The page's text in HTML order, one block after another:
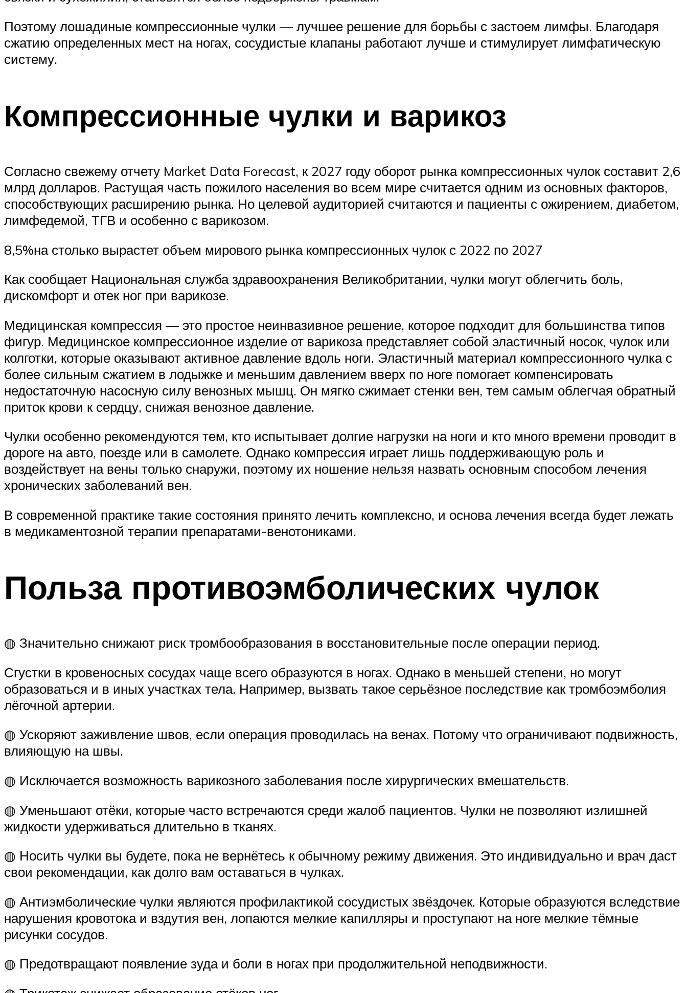
Поэтому лошадиные компрессионные чулки — лучшее решение для борьбы с застоем лимфы. Благодаря
сжатию определенных мест на ногах, сосудистые клапаны работают лучше и стимулирует лимфатическую
систему.
Компрессионные чулки и варикоз
Согласно свежему отчету Market Data Forecast, к 2027 году оборот рынка компрессионных чулок составит 2,6
млрд долларов. Растущая часть пожилого населения во всем мире считается одним из основных факторов,
способствующих расширению рынка. Но целевой аудиторией считаются и пациенты с ожирением, диабетом,
лимфедемой, ТГВ и особенно с варикозом.
8,5%на столько вырастет объем мирового рынка компрессионных чулок с 2022 по 2027
Как сообщает Национальная служба здравоохранения Великобритании, чулки могут облегчить боль,
дискомфорт и отек ног при варикозе.
Медицинская компрессия — это простое неинвазивное решение, которое подходит для большинства типов
фигур. Медицинское компрессионное изделие от варикоза представляет собой эластичный носок, чулок или
колготки, которые оказывают активное давление вдоль ноги. Эластичный материал компрессионного чулка с
более сильным сжатием в лодыжке и меньшим давлением вверх по ноге помогает компенсировать
недостаточную насосную силу венозных мышц. Он мягко сжимает стенки вен, тем самым облегчая обратный
приток крови к сердцу, снижая венозное давление.
Чулки особенно рекомендуются тем, кто испытывает долгие нагрузки на ноги и кто много времени проводит в
дороге на авто, поезде или в самолете. Однако компрессия играет лишь поддерживающую роль и
воздействует на вены только снаружи, поэтому их ношение нельзя назвать основным способом лечения
хронических заболеваний вен.
В современной практике такие состояния принято лечить комплексно, и основа лечения всегда будет лежать
в медикаментозной терапии препаратами-венотониками.
Польза противоэмболических чулок
◍ Значительно снижают риск тромбообразования в восстановительные после операции период.
Сгустки в кровеносных сосудах чаще всего образуются в ногах. Однако в меньшей степени, но могут
образоваться и в иных участках тела. Например, вызвать такое серьёзное последствие как тромбоэмболия
лёгочной артерии.
◍ Ускоряют заживление швов, если операция проводилась на венах. Потому что ограничивают подвижность,
влияющую на швы.
◍ Исключается возможность варикозного заболевания после хирургических вмешательств.
◍ Уменьшают отёки, которые часто встречаются среди жалоб пациентов. Чулки не позволяют излишней
жидкости удерживаться длительно в тканях.
◍ Носить чулки вы будете, пока не вернётесь к обычному режиму движения. Это индивидуально и врач даст
свои рекомендации, как долго вам оставаться в чулках.
◍ Антиэмболические чулки являются профилактикой сосудистых звёздочек. Которые образуются вследствие
нарушения кровотока и вздутия вен, лопаются мелкие капилляры и проступают на ноге мелкие тёмные
рисунки сосудов.
◍ Предотвращают появление зуда и боли в ногах при продолжительной неподвижности.